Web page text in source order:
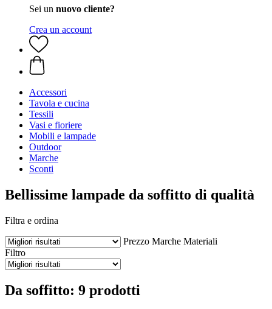
Sei un nuovo cliente?
Crea un account
Accessori
Tavola e cucina
Tessili
Vasi e fioriere
Mobili e lampade
Outdoor
Marche
Sconti
Bellissime lampade da soffitto di qualità
Filtra e ordina
Prezzo Marche Materiali
Filtro
Da soffitto: 9 prodotti